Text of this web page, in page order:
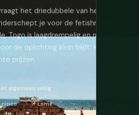
het driedubbele van het lokale
je voor de fetishmarkt en
Togo is laagdrempelig en nauwelijks
de oplichting klein blijft. Hier is
prijzen.
algemeen veilig
risico 📌 Lomé